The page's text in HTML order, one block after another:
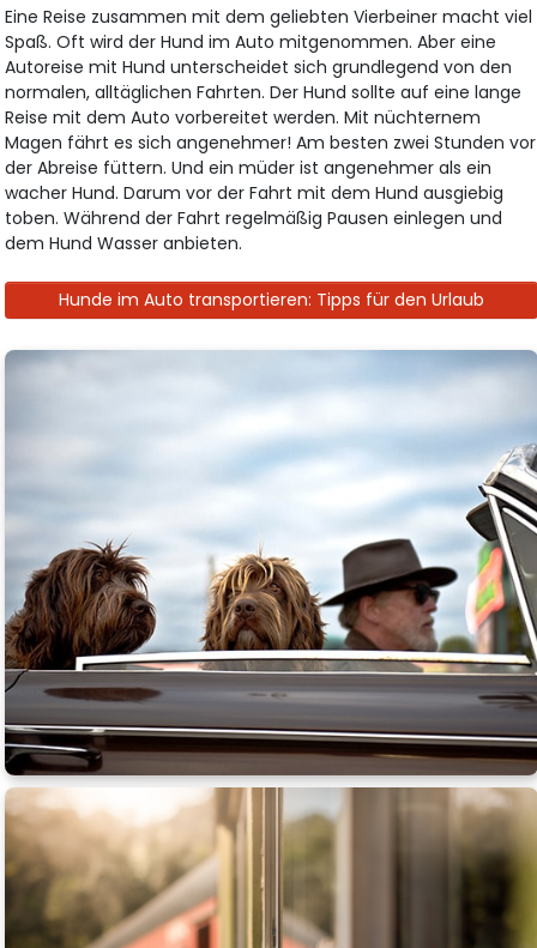
Eine Reise zusammen mit dem geliebten Vierbeiner macht viel
Spaß. Oft wird der Hund im Auto mitgenommen. Aber eine
Autoreise mit Hund unterscheidet sich grundlegend von den
normalen, alltäglichen Fahrten. Der Hund sollte auf eine lange
Reise mit dem Auto vorbereitet werden. Mit nüchternem
Magen fährt es sich angenehmer! Am besten zwei Stunden vor
der Abreise füttern. Und ein müder ist angenehmer als ein
wacher Hund. Darum vor der Fahrt mit dem Hund ausgiebig
toben. Während der Fahrt regelmäßig Pausen einlegen und
dem Hund Wasser anbieten.
Hunde im Auto transportieren: Tipps für den Urlaub